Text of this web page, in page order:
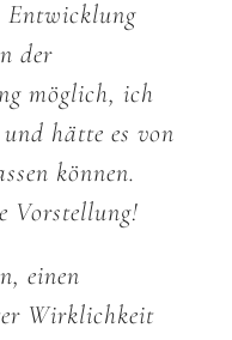
Entwicklung
der
möglich, ich
hätte es von
können.
Vorstellung!
einen
Wirklichkeit